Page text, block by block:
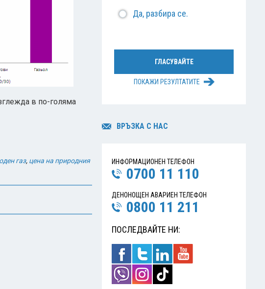
в по-голяма
газ, цена на природния
Да, разбира се.
ПОКАЖИ РЕЗУЛТАТИТЕ
ВРЪЗКА С НАС
ИНФОРМАЦИОНЕН ТЕЛЕФОН
0700 11 110
ДЕНОНОЩЕН АВАРИЕН ТЕЛЕФОН
0800 11 211
ПОСЛЕДВАЙТЕ НИ: